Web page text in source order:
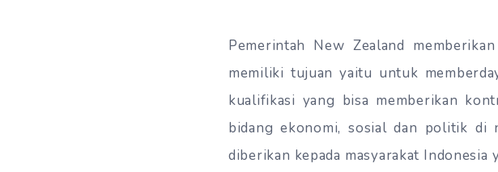
Pemerintah New Zealand
memiliki tujuan yaitu untuk
kualifikasi yang bisa memberikan
bidang ekonomi, sosial dan politik di
diberikan kepada masyarakat